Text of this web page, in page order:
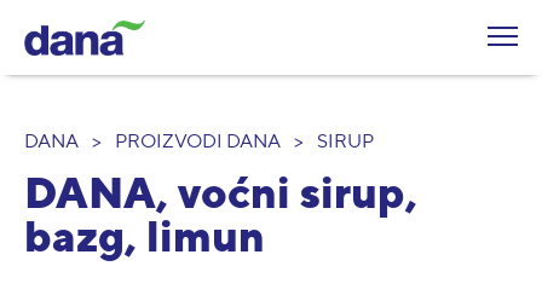
DANA > PROIZVODI DANA > SIRUP
DANA, voćni sirup,
bazg, limun